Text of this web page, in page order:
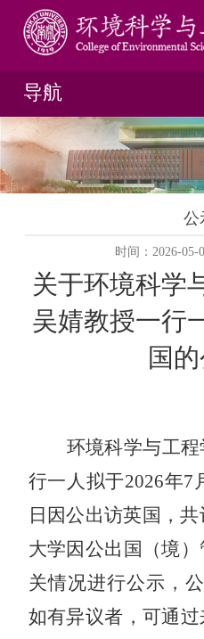
导航
公
时间：2026-05-
关于环境科学
吴婧教授一行
国
环境科学与工
行一 人拟于2026年7
日因公出访英国 ，
大学因公出国（境
关情况进行公示，
如有异议者，可通